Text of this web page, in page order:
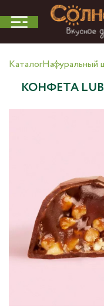
КаталогНатуральный
КОНФЕТА